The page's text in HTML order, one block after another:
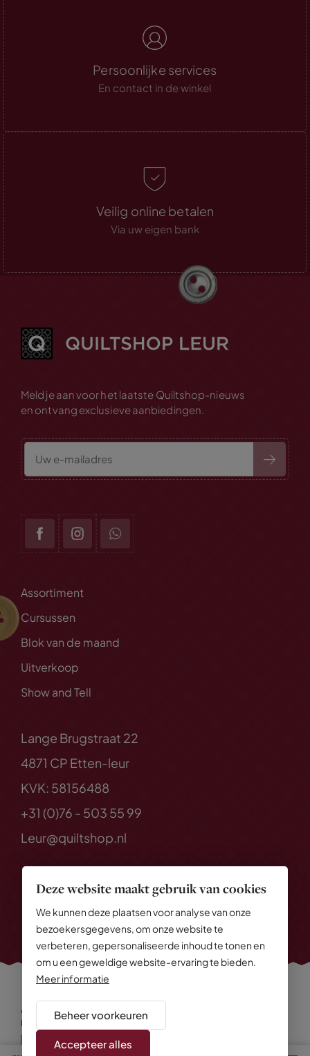
Deze website maakt gebruik van cookies
We kunnen deze plaatsen voor analyse van onze
bezoekersgegevens, om onze website te
verbeteren, gepersonaliseerde inhoud te tonen en
om u een geweldige website-ervaring te bieden.
Meer informatie
Beheer voorkeuren
Accepteer alles
Persoonlijke services
En contact in de winkel
Veilig online betalen
Via uw eigen bank
Meld je aan voor het laatste Quiltshop-nieuws
en ontvang exclusieve aanbiedingen.
Assortiment
Cursussen
Blok van de maand
Uitverkoop
Show and Tell
Lange Brugstraat 22
4871 CP Etten-leur
KVK: 58156488
+31 (0)76 - 503 55 99
Leur@quiltshop.nl
Alle rechten voorbehouden
Privacy Policy Algemene voorwaarden